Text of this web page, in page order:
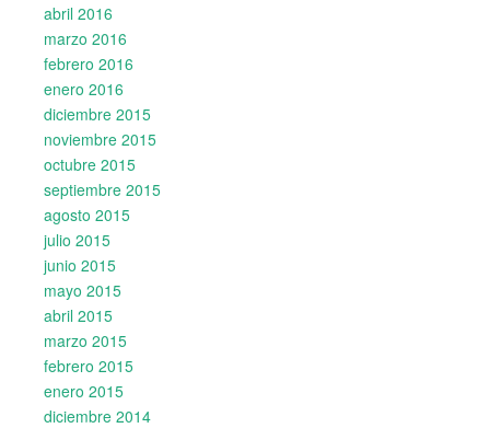
abril 2016
marzo 2016
febrero 2016
enero 2016
diciembre 2015
noviembre 2015
octubre 2015
septiembre 2015
agosto 2015
julio 2015
junio 2015
mayo 2015
abril 2015
marzo 2015
febrero 2015
enero 2015
diciembre 2014